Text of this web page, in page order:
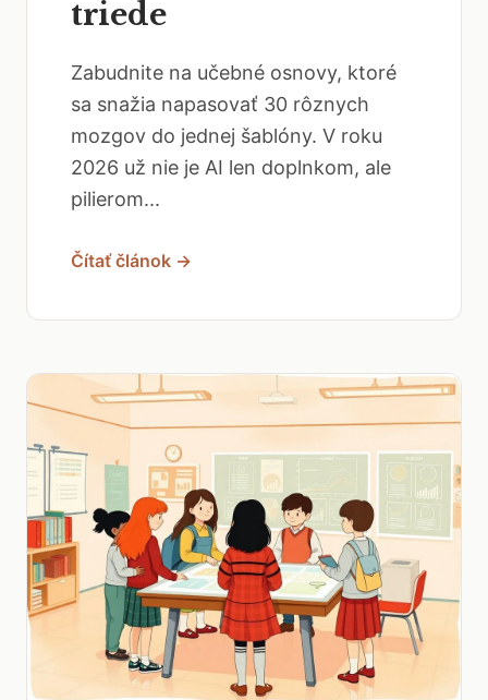
triede
Zabudnite na učebné osnovy, ktoré
sa snažia napasovať 30 rôznych
mozgov do jednej šablóny. V roku
2026 už nie je AI len doplnkom, ale
pilierom...
Čítať článok →